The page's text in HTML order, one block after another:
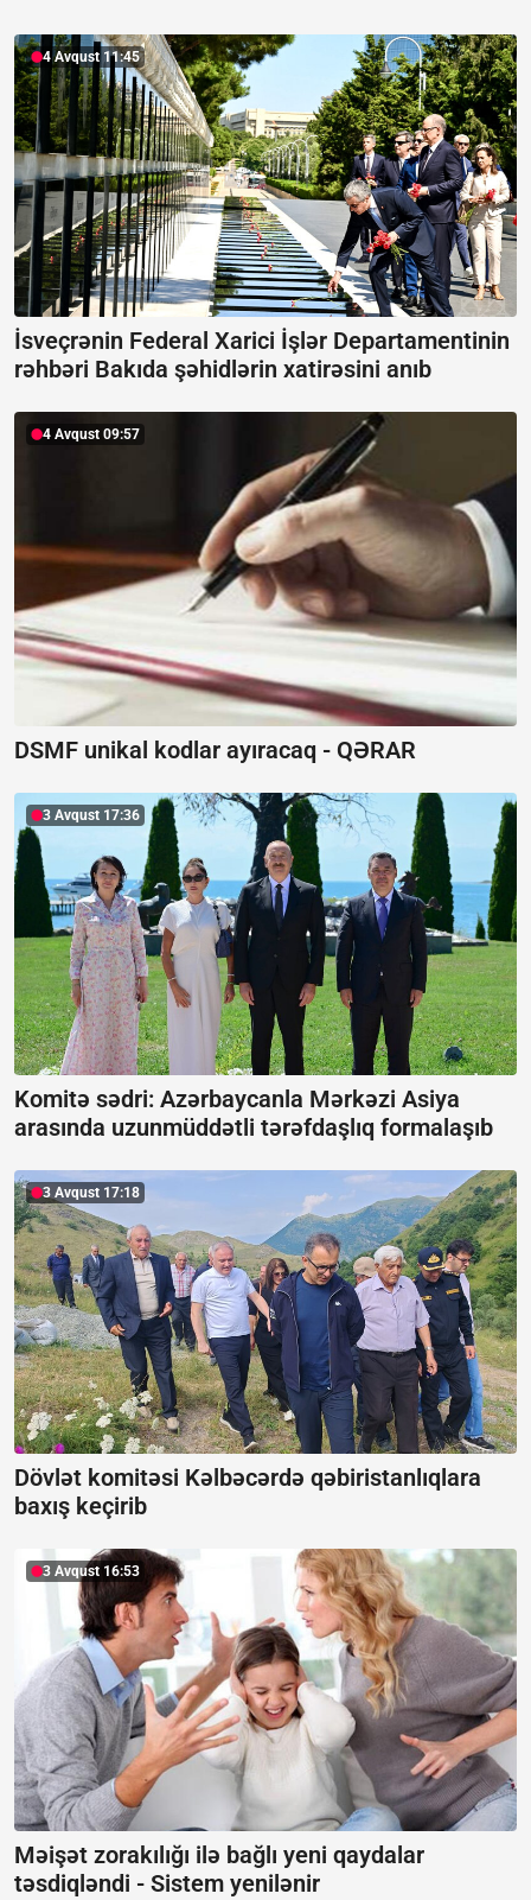
4 Avqust 11:45
İsveçrənin Federal Xarici İşlər Departamentinin
rəhbəri Bakıda şəhidlərin xatirəsini anıb
4 Avqust 09:57
DSMF unikal kodlar ayıracaq - QƏRAR
3 Avqust 17:36
Komitə sədri: Azərbaycanla Mərkəzi Asiya
arasında uzunmüddətli tərəfdaşlıq formalaşıb
3 Avqust 17:18
Dövlət komitəsi Kəlbəcərdə qəbiristanlıqlara
baxış keçirib
3 Avqust 16:53
Məişət zorakılığı ilə bağlı yeni qaydalar
təsdiqləndi - Sistem yenilənir